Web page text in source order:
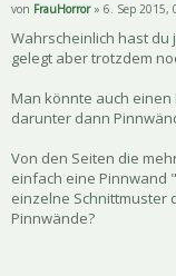
von FrauHorror» 6. Sep 2015,
Wahrscheinlich hast du
gelegt aber trotzdem
Man könnte auch
darunter dann
Von den Seiten die
einfach eine Pinnwand
einzelne Schnittmuster
Pinnwände?